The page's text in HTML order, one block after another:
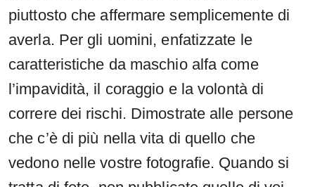
piuttosto che affermare semplicemente di
averla. Per gli uomini, enfatizzate le
caratteristiche da maschio alfa come
l’impavidità, il coraggio e la volontà di
correre dei rischi. Dimostrate alle persone
che c’è di più nella vita di quello che
vedono nelle vostre fotografie. Quando si